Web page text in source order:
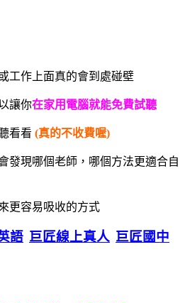
工作上面真的會到處碰壁
讓你在家用電腦就能免費試聽
看看 (真的不收費喔)
發現哪個老師，哪個方法更適合自
更容易吸收的方式
語 巨匠線上真人 巨匠國中